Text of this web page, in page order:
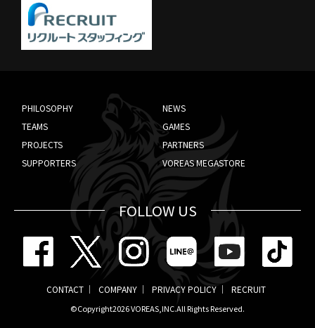
PHILOSOPHY
NEWS
TEAMS
GAMES
PROJECTS
PARTNERS
SUPPORTERS
VOREAS MEGASTORE
FOLLOW US
CONTACT COMPANY PRIVACY POLICY RECRUIT
©Copyright2026VOREAS,INC.All Rights Reserved.